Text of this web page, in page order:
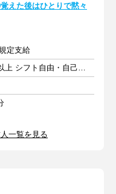
えた後はひとりで黙々
定支給
週2日以上 1日5時間以上 シフト自由・自己申告
一覧を見る